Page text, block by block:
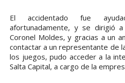
El accidentado fue
afortunadamente, y se dirigió
Coronel Moldes, y gracias a un
contactar a un representante de
los juegos, pudo acceder a la
Salta Capital, a cargo de la